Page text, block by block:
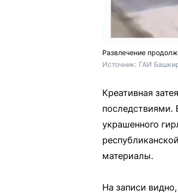
Развлечение
Источник: ГАИ
Креативная
последствиями.
украшенного
материалы.
На записи